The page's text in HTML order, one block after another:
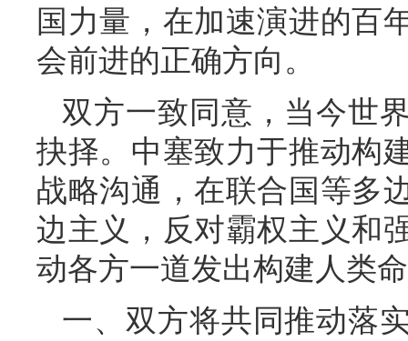
国力量，在加速演进的百
会前进的正确方向。
双方一致同意，当今世
抉择。中塞致力于推动构
战略沟通，在联合国等多
边主义，反对霸权主义和
动各方一道发出构建人类
一、双方将共同推动落